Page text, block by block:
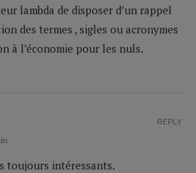
lambda de disposer d’un rappel
des termes , sigles ou acronymes
à l’économie pour les nuls.
toujours intéressants.
REPLY